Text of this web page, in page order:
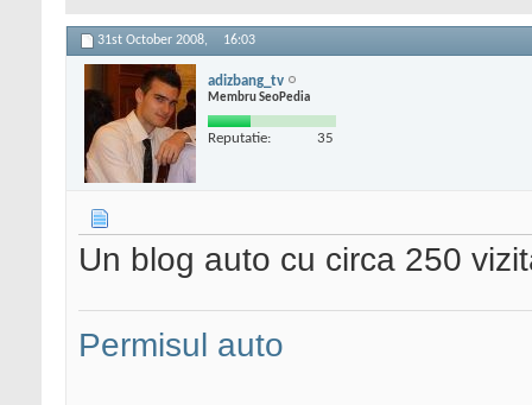
31st October 2008, 16:03
adizbang_tv
Membru SeoPedia
Reputatie: 35
Un blog auto cu circa 250
Permisul auto